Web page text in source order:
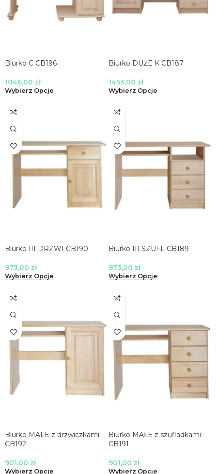
Biurko C CB196
1046,00 zł
Wybierz Opcje
Biurko DUŻE K CB187
1453,00 zł
Wybierz Opcje
Biurko III DRZWI CB190
973,00 zł
Wybierz Opcje
Biurko III SZUFL CB189
973,00 zł
Wybierz Opcje
Biurko MALE z drzwiczkami
CB192
901,00 zł
Wybierz Opcje
Biurko MAŁE z szufladkami
CB191
901,00 zł
Wybierz Opcje